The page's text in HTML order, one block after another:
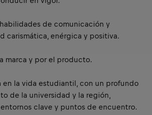
de comunicación y
carismática, enérgica y positiva.
marca y por el producto.
en la vida estudiantil, con un profundo
de la universidad y la región,
clave y puntos de encuentro.